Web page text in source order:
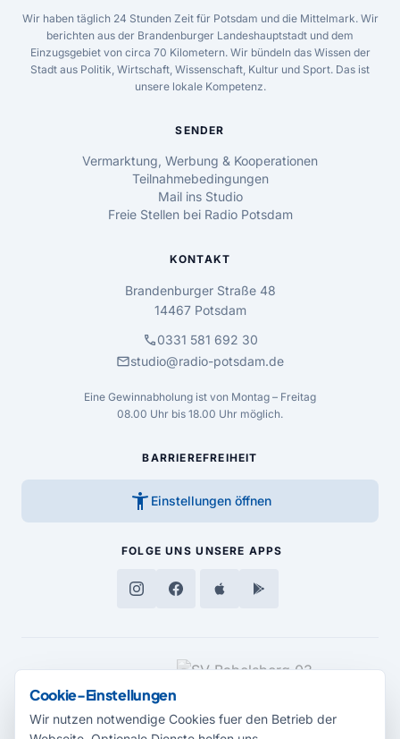
Wir haben täglich 24 Stunden Zeit für Potsdam und die Mittelmark. Wir
berichten aus der Brandenburger Landeshauptstadt und dem
Einzugsgebiet von circa 70 Kilometern. Wir bündeln das Wissen der
Stadt aus Politik, Wirtschaft, Wissenschaft, Kultur und Sport. Das ist
unsere lokale Kompetenz.
SENDER
Vermarktung, Werbung & Kooperationen
Teilnahmebedingungen
Mail ins Studio
Freie Stellen bei Radio Potsdam
KONTAKT
Brandenburger Straße 48
14467 Potsdam
call0331 581 692 30
mailstudio@radio-potsdam.de
Eine Gewinnabholung ist von Montag – Freitag
08.00 Uhr bis 18.00 Uhr möglich.
BARRIEREFREIHEIT
accessibility_new Einstellungen öffnen
FOLGE UNS UNSERE APPS
MEDIENPARTNER
Cookie-Einstellungen
Wir nutzen notwendige Cookies fuer den Betrieb der